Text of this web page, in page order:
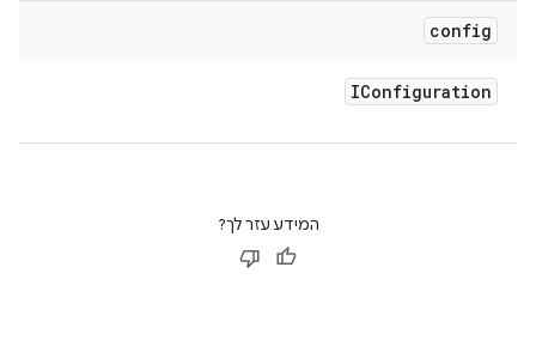
config
IConfiguration
המידע עזר לך?